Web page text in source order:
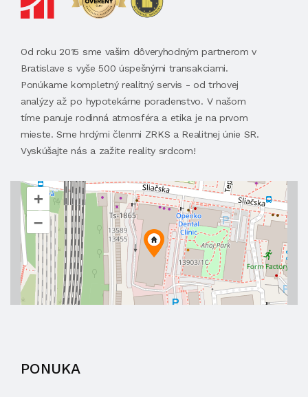
Od roku 2015 sme vašim dôveryhodným partnerom v
Bratislave s vyše 500 úspešnými transakciami.
Ponúkame kompletný realitný servis - od trhovej
analýzy až po hypotekárne poradenstvo. V našom
tíme panuje rodinná atmosféra a etika je na prvom
mieste. Sme hrdými členmi ZRKS a Realitnej únie SR.
Vyskúšajte nás a zažite reality srdcom!
+
–
PONUKA